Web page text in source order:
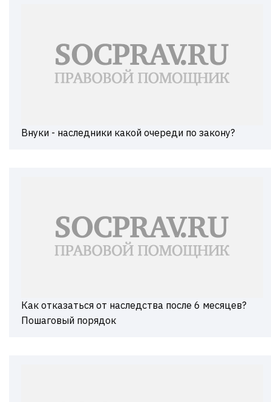
Внуки - наследники какой очереди по закону?
Как отказаться от наследства после 6 месяцев?
Пошаговый порядок